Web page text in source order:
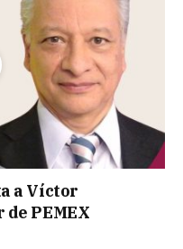
a Víctor
PEMEX